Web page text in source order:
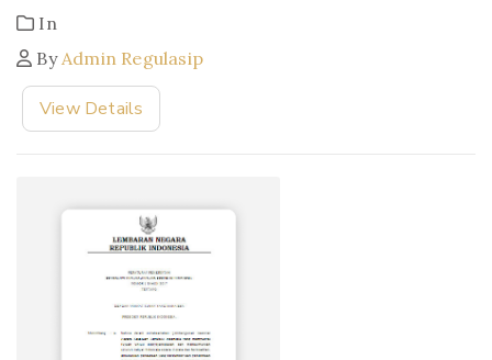
In
ByAdmin Regulasip
View Details